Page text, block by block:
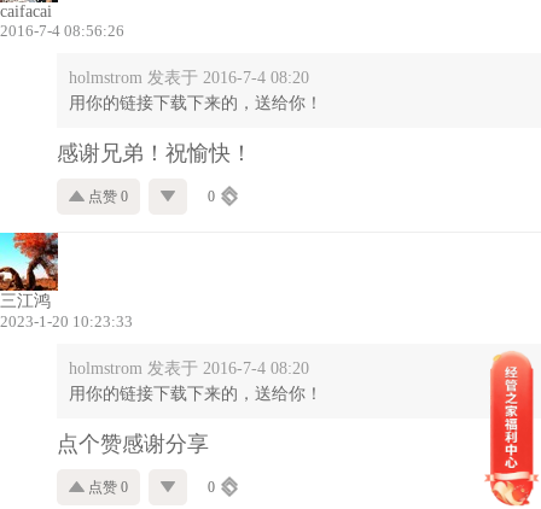
caifacai
2016-7-4 08:56:26
holmstrom 发表于 2016-7-4 08:20
用你的链接下载下来的，送给你！
感谢兄弟！祝愉快！
点赞 0 0
三江鸿
2023-1-20 10:23:33
holmstrom 发表于 2016-7-4 08:20
用你的链接下载下来的，送给你！
点个赞感谢分享
点赞 0 0